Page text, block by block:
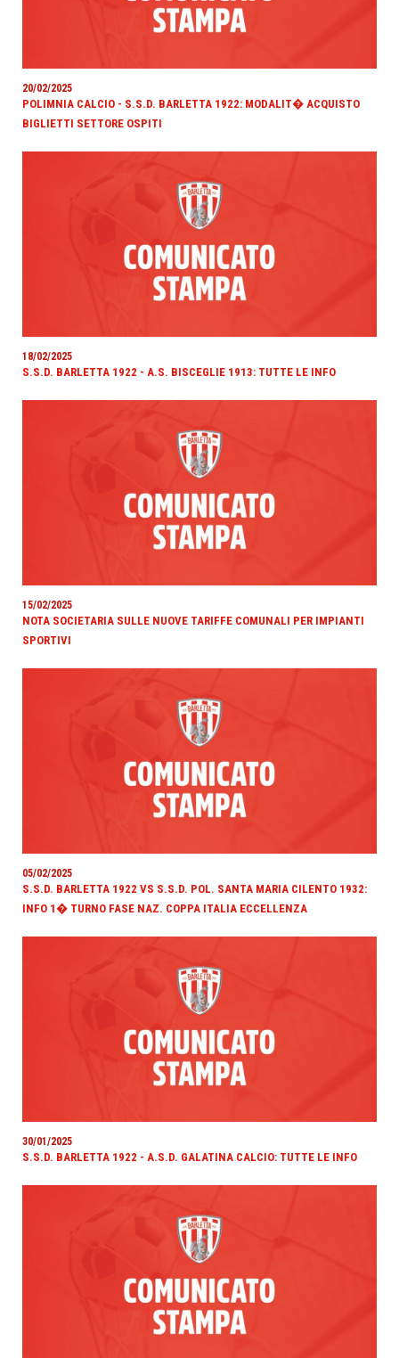
20/02/2025
POLIMNIA CALCIO - S.S.D. BARLETTA 1922: MODALIT� ACQUISTO
BIGLIETTI SETTORE OSPITI
18/02/2025
S.S.D. BARLETTA 1922 - A.S. BISCEGLIE 1913: TUTTE LE INFO
15/02/2025
NOTA SOCIETARIA SULLE NUOVE TARIFFE COMUNALI PER IMPIANTI
SPORTIVI
05/02/2025
S.S.D. BARLETTA 1922 VS S.S.D. POL. SANTA MARIA CILENTO 1932:
INFO 1� TURNO FASE NAZ. COPPA ITALIA ECCELLENZA
30/01/2025
S.S.D. BARLETTA 1922 - A.S.D. GALATINA CALCIO: TUTTE LE INFO